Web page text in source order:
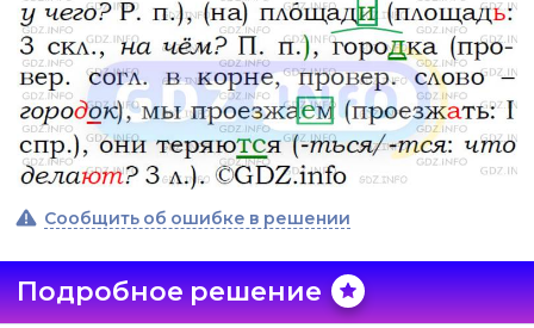
Сообщить об ошибке в решении
Подробное решение